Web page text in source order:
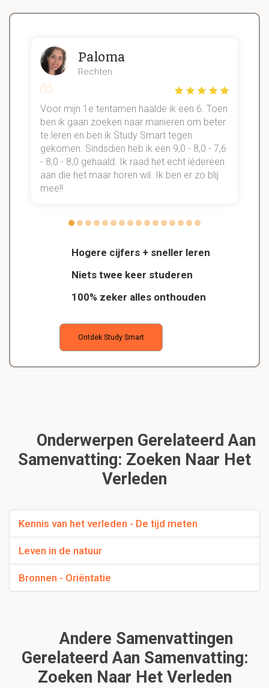
Hogere cijfers + sneller leren
Niets twee keer studeren
100% zeker alles onthouden
Ontdek Study Smart
Paloma
Rechten
Voor mijn 1e tentamen haalde ik een 6. Toen
ben ik gaan zoeken naar manieren om beter
te leren en ben ik Study Smart tegen
gekomen. Sindsdien heb ik een 9,0 - 8,0 - 7,6
- 8,0 - 8,0 gehaald. Ik raad het echt íédereen
aan die het maar horen wil. Ik ben er zo blij
mee!!
Onderwerpen Gerelateerd Aan
Samenvatting: Zoeken Naar Het
Verleden
Kennis van het verleden - De tijd meten
Leven in de natuur
Bronnen - Oriëntatie
Andere Samenvattingen
Gerelateerd Aan Samenvatting:
Zoeken Naar Het Verleden